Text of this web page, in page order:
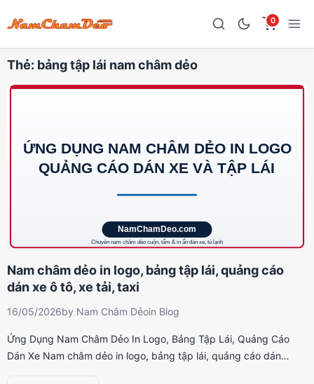
0
Thẻ: bảng tập lái nam châm dẻo
Nam châm dẻo in logo, bảng tập lái, quảng cáo
dán xe ô tô, xe tải, taxi
16/05/2026by Nam Châm Dẻoin Blog
Ứng Dụng Nam Châm Dẻo In Logo, Bảng Tập Lái, Quảng Cáo
Dán Xe Nam châm dẻo in logo, bảng tập lái, quảng cáo dán…